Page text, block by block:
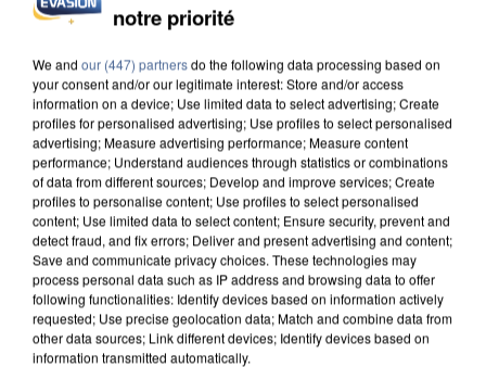
L’UN DES FONDATEURS SUPPOSÉS DE LA DZ
notre priorité
We and our (447) partnersdo the following data processing based on
your consent and/or our legitimate interest: Store and/or access
information on a device; Use limited data to select advertising; Create
profiles for personalised advertising; Use profiles to select personalised
advertising; Measure advertising performance; Measure content
performance; Understand audiences through statistics or combinations
of data from different sources; Develop and improve services; Create
profiles to personalise content; Use profiles to select personalised
content; Use limited data to select content; Ensure security, prevent and
detect fraud, and fix errors; Deliver and present advertising and content;
Save and communicate privacy choices. These technologies may
process personal data such as IP address and browsing data to offer
following functionalities: Identify devices based on information actively
requested; Use precise geolocation data; Match and combine data from
other data sources; Link different devices; Identify devices based on
information transmitted automatically.